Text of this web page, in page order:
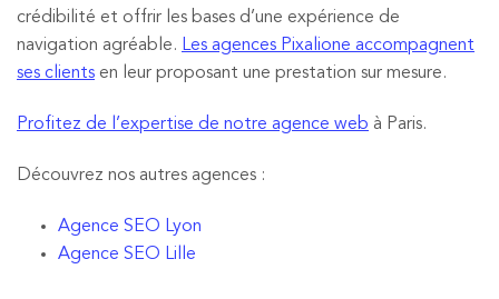
crédibilité et offrir les bases d’une expérience de
navigation agréable. Les agences Pixalione accompagnent
ses clients en leur proposant une prestation sur mesure.
Profitez de l’expertise de notre agence web à Paris.
Découvrez nos autres agences :
Agence SEO Lyon
Agence SEO Lille